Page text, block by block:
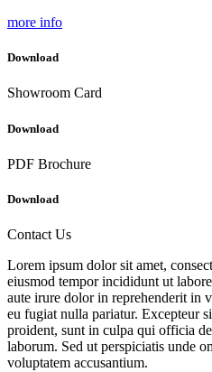
more info
Download
Showroom Card
Download
PDF Brochure
Download
Contact Us
Lorem ipsum dolor sit amet,
eiusmod tempor incididunt ut
aute irure dolor in reprehenderit in
eu fugiat nulla pariatur. Excepteur
proident, sunt in culpa qui officia
laborum. Sed ut perspiciatis unde
voluptatem accusantium.